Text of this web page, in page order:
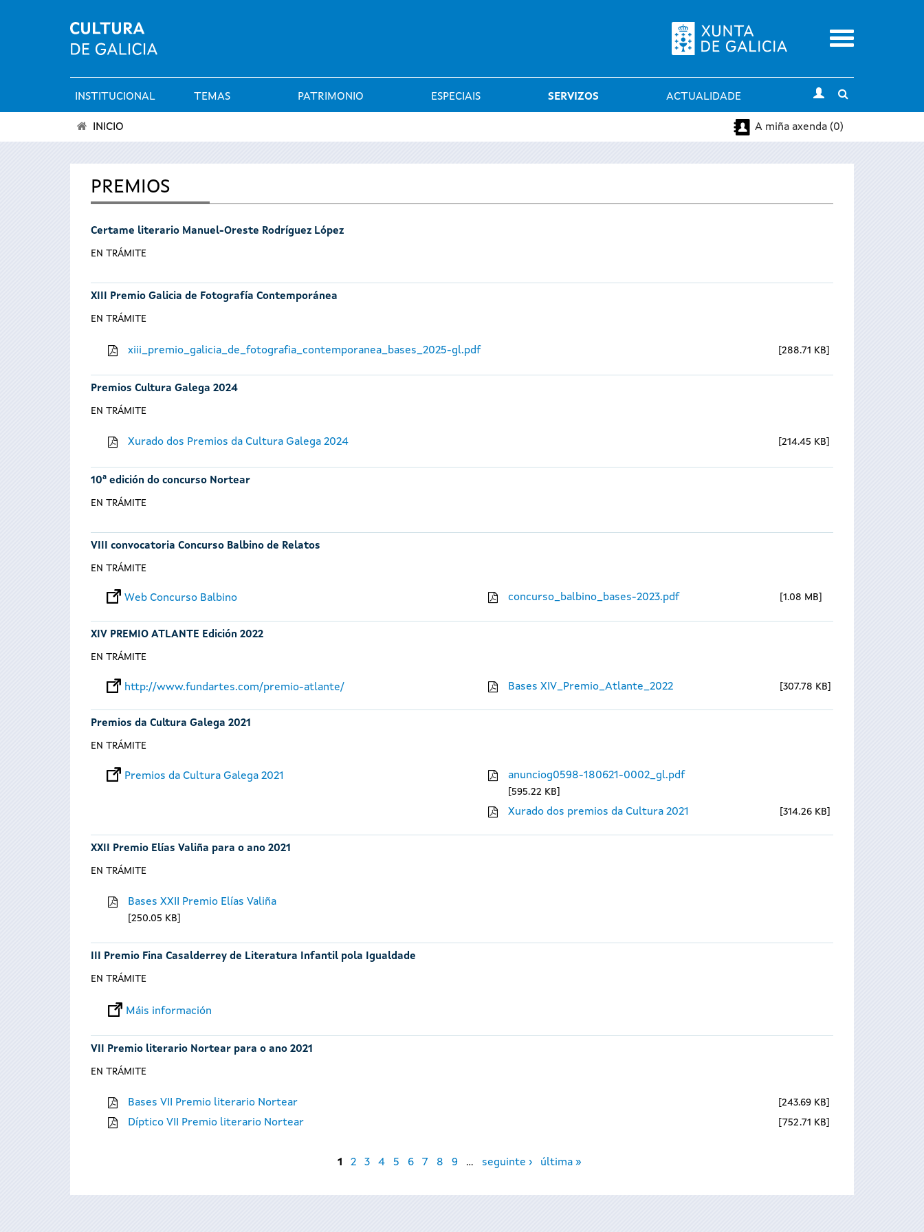
Menu
Menú
principal
INSTITUCIONAL TEMAS PATRIMONIO ESPECIAIS SERVIZOS ACTUALIDADE
search
está
INICIO A miña axenda (0)
PREMIOS
Certame literario Manuel-Oreste Rodríguez López
EN TRÁMITE
XIII Premio Galicia de Fotografía Contemporánea
EN TRÁMITE
xiii_premio_galicia_de_fotografia_contemporanea_bases_2025-gl.pdf 288.71 KB
Premios Cultura Galega 2024
EN TRÁMITE
Xurado dos Premios da Cultura Galega 2024 214.45 KB
10ª edición do concurso Nortear
EN TRÁMITE
VIII convocatoria Concurso Balbino de Relatos
EN TRÁMITE
Web Concurso Balbino concurso_balbino_bases-2023.pdf 1.08 MB
XIV PREMIO ATLANTE Edición 2022
EN TRÁMITE
http://www.fundartes.com/premio-atlante/ Bases XIV_Premio_Atlante_2022 307.78 KB
Premios da Cultura Galega 2021
EN TRÁMITE
Premios da Cultura Galega 2021 anunciog0598-180621-0002_gl.pdf
595.22 KB
Xurado dos premios da Cultura 2021 314.26 KB
XXII Premio Elías Valiña para o ano 2021
EN TRÁMITE
Bases XXII Premio Elías Valiña
250.05 KB
III Premio Fina Casalderrey de Literatura Infantil pola Igualdade
EN TRÁMITE
Máis información
VII Premio literario Nortear para o ano 2021
EN TRÁMITE
Bases VII Premio literario Nortear 243.69 KB
Díptico VII Premio literario Nortear 752.71 KB
1 2 3 4 5 6 7 8 9 … seguinte › última »